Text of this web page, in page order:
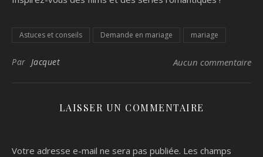
Astuces et conseils Demande en mariage mariage
Par Jacquet Aucun commentaire
LAISSER UN COMMENTAIRE
Votre adresse e-mail ne sera pas publiée. Les champs